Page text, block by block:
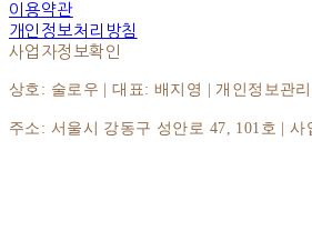
이용약관
개인정보처리방침
사업자정보확인
상호: 술로우 | 대표: 배지영 | 개인정보관
주소: 서울시 강동구 성안로 47, 101호 |